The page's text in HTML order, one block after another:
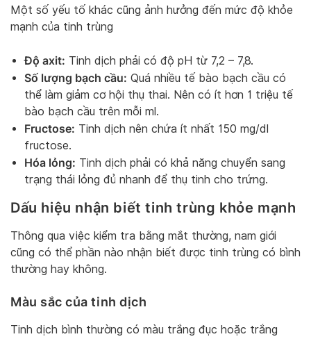
Một số yếu tố khác cũng ảnh hưởng đến mức độ khỏe
mạnh của tinh trùng
Độ axit: Tinh dịch phải có độ pH từ 7,2 – 7,8.
Số lượng bạch cầu: Quá nhiều tế bào bạch cầu có
thể làm giảm cơ hội thụ thai. Nên có ít hơn 1 triệu tế
bào bạch cầu trên mỗi ml.
Fructose: Tinh dịch nên chứa ít nhất 150 mg/dl
fructose.
Hóa lỏng: Tinh dịch phải có khả năng chuyển sang
trạng thái lỏng đủ nhanh để thụ tinh cho trứng.
Dấu hiệu nhận biết tinh trùng khỏe mạnh
Thông qua việc kiểm tra bằng mắt thường, nam giới
cũng có thể phần nào nhận biết được tinh trùng có bình
thường hay không.
Màu sắc của tinh dịch
Tinh dịch bình thường có màu trắng đục hoặc trắng